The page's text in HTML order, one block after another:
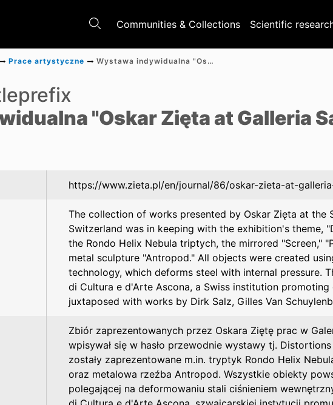
Communities & Collections Scientific
Prace artystyczne Wystawa indywidualna "Oskar Zięta at Galleria Sacchetti"
"Oskar Zięta at Galleria
https://www.zieta.pl/en/journal/86/oskar-zieta-at-
The collection of works presented by Oskar Zięta at the
Switzerland was in keeping with the exhibition's theme,
the Rondo Helix Nebula triptych, the mirrored "Screen,"
metal sculpture "Antropod." All objects were created
technology, which deforms steel with internal pressure.
di Cultura e d'Arte Ascona, a Swiss institution
juxtaposed with works by Dirk Salz, Gilles Van
Zbiór zaprezentowanych przez Oskara Ziętę prac w
wpisywał się w hasło przewodnie wystawy tj.
zostały zaprezentowane m.in. tryptyk Rondo Helix
oraz metalowa rzeźba Antropod. Wszystkie obiekty
polegającej na deformowaniu stali ciśnieniem